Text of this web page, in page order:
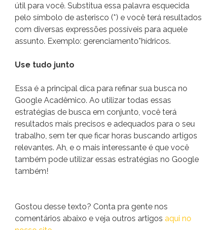
útil para você. Substitua essa palavra esquecida
pelo símbolo de asterisco (*) e você terá resultados
com diversas expressões possíveis para aquele
assunto. Exemplo: gerenciamento*hídricos.
Use tudo junto
Essa é a principal dica para refinar sua busca no
Google Acadêmico. Ao utilizar todas essas
estratégias de busca em conjunto, você terá
resultados mais precisos e adequados para o seu
trabalho, sem ter que ficar horas buscando artigos
relevantes. Ah, e o mais interessante é que você
também pode utilizar essas estratégias no Google
também!
Gostou desse texto? Conta pra gente nos
comentários abaixo e veja outros artigos aqui no